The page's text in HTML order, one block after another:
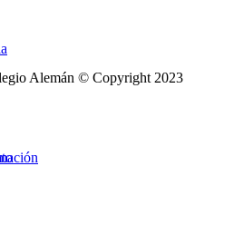
Alemán © Copyright 2023